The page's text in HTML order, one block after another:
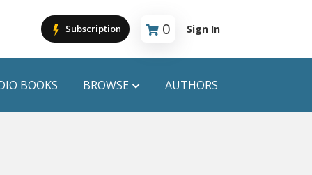
Subscription 0
Cart is empty
Sign In
BOOKS BROWSE AUTHORS